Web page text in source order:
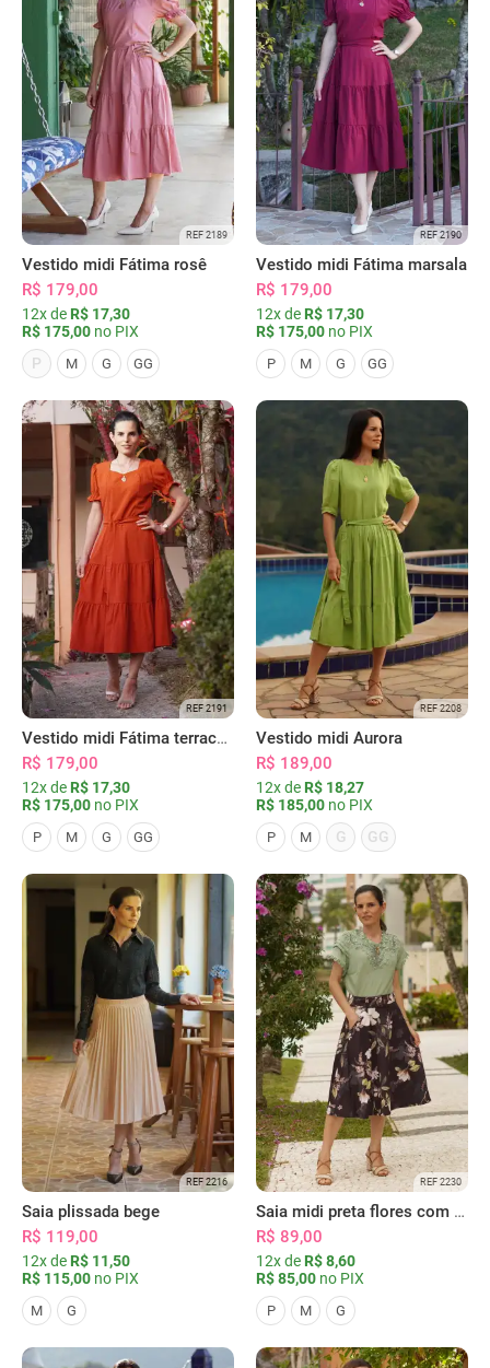
REF 2189
Vestido midi Fátima rosê
R$ 179,00
12x de R$ 17,30
R$ 175,00 no PIX
P
M G GG
REF 2190
Vestido midi Fátima marsala
R$ 179,00
12x de R$ 17,30
R$ 175,00 no PIX
P M G GG
REF 2191
Vestido midi Fátima terracota
R$ 179,00
12x de R$ 17,30
R$ 175,00 no PIX
P M G GG
REF 2208
Vestido midi Aurora
R$ 189,00
12x de R$ 18,27
R$ 185,00 no PIX
P M G GG
REF 2216
Saia plissada bege
R$ 119,00
12x de R$ 11,50
R$ 115,00 no PIX
M G
REF 2230
Saia midi preta flores com bolsos
R$ 89,00
12x de R$ 8,60
R$ 85,00 no PIX
P M G